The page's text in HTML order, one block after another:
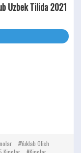
Uzbek Tilida 2021
Yuklab Olish